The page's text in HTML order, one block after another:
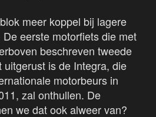
meer koppel bij lagere
eerste motorfiets die met
beschreven tweede
is de Integra, die
motorbeurs in
zal onthullen. De
we dat ook alweer van?